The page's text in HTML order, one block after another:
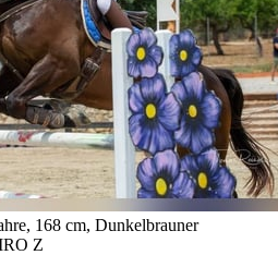
168 cm, Dunkelbrauner
Z